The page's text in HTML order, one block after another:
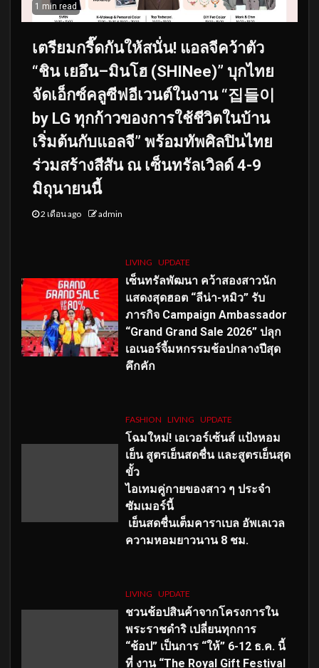
1 min read
เตรียมกรี๊ดกันให้สนั่น! แอลจีคว้าตัว
“ชิน เยอึน–มินโฮ (SHINee)” บุกไทย
จัดเอ็กซ์คลูซีฟอีเวนต์ในงาน “집들이
by LG ทุกก้าวของการใช้ชีวิตในบ้าน
เริ่มต้นกับแอลจี” พร้อมทัพศิลปินไทย
ร่วมสร้างสีสัน ณ เซ็นทรัลเวิลด์ 4-9
มิถุนายนนี้
2 เดือน ago admin
LIVING UPDATE
เซ็นทรัลพัฒนา คว้าสองสาวนัก
แสดงสุดฮอต “ลีน่า-หมิว” รับ
ภารกิจ Campaign Ambassador
“Grand Grand Sale 2026” ปลุก
เอเนอร์จี้มหกรรมช้อปกลางปีสุด
คึกคัก
FASHION LIVING UPDATE
โฉมใหม่! เอเวอร์เซ้นส์ แป้งหอม
เย็น สูตรเย็นสดชื่น และสูตรเย็นสุด
ขั้ว
ไอเทมคู่กายของสาว ๆ ประจำ
ซัมเมอร์นี้
เย็นสดชื่นเต็มคาราเบล อัพเลเวล
ความหอมยาวนาน 8 ชม.
LIVING UPDATE
ชวนช้อปสินค้าจากโครงการใน
พระราชดำริ เปลี่ยนทุกการ
“ช้อป” เป็นการ “ให้” 6-12 ธ.ค. นี้
ที่ งาน “The Royal Gift Festival